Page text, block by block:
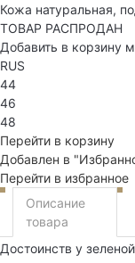
Кожа натуральная,
ТОВАР РАСПРОДАН
Добавить в корзину
RUS
44
46
48
Перейти в корзину
Добавлен в
Перейти в избранное
Описание
товара
Достоинств у